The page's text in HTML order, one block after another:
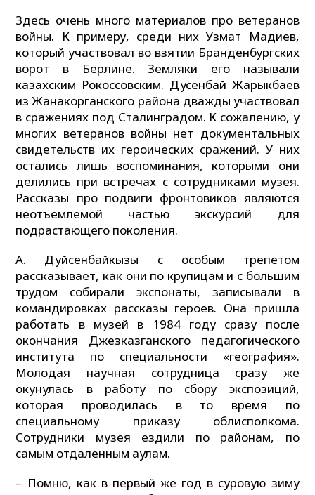
Здесь очень много материалов про ветеранов
войны. К примеру, среди них Узмат Мадиев,
который участвовал во взятии Бранденбургских
ворот в Берлине. Земляки его называли
казахским Рокоссовским. Дусенбай Жарыкбаев
из Жанакорганского района дважды участвовал
в сражениях под Сталинградом. К сожалению, у
многих ветеранов войны нет документальных
свидетельств их героических сражений. У них
остались лишь воспоминания, которыми они
делились при встречах с сотрудниками музея.
Рассказы про подвиги фронтовиков являются
неотъемлемой частью экскурсий для
подрастающего поколения.
А. Дуйсенбайкызы с особым трепетом
рассказывает, как они по крупицам и с большим
трудом собирали экспонаты, записывали в
командировках рассказы героев. Она пришла
работать в музей в 1984 году сразу после
окончания Джезказганского педагогического
института по специальности «география».
Молодая научная сотрудница сразу же
окунулась в работу по сбору экспозиций,
которая проводилась в то время по
специальному приказу облисполкома.
Сотрудники музея ездили по районам, по
самым отдаленным аулам.
– Помню, как в первый же год в суровую зиму